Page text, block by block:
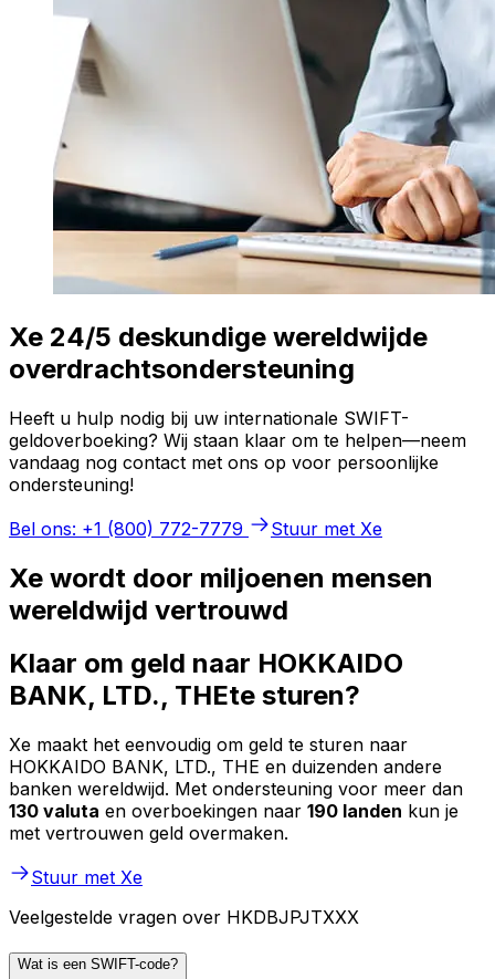
Xe 24/5 deskundige wereldwijde
overdrachtsondersteuning
Heeft u hulp nodig bij uw internationale SWIFT-
geldoverboeking? Wij staan klaar om te helpen—neem
vandaag nog contact met ons op voor persoonlijke
ondersteuning!
Bel ons: +1 (800) 772-7779
Stuur met Xe
Xe wordt door miljoenen mensen
wereldwijd vertrouwd
Klaar om geld naar HOKKAIDO
BANK, LTD., THEte sturen?
Xe maakt het eenvoudig om geld te sturen naar
HOKKAIDO BANK, LTD., THE en duizenden andere
banken wereldwijd. Met ondersteuning voor meer dan
130 valuta en overboekingen naar 190 landen kun je
met vertrouwen geld overmaken.
Stuur met Xe
Veelgestelde vragen over HKDBJPJTXXX
Wat is een SWIFT-code?